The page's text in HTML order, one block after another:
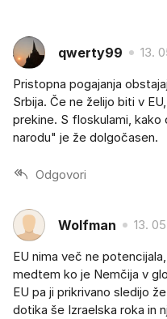
qwerty99 13.
Pristopna pogajanja
Srbija. Če ne želijo biti v
prekine. S floskulami, kako
narodu" je že dolgočasen.
Odgovori
Wolfman 13.
EU nima več ne
medtem ko je Nemčija v
EU pa ji prikrivano sledijo
dotika še Izraelska roka in